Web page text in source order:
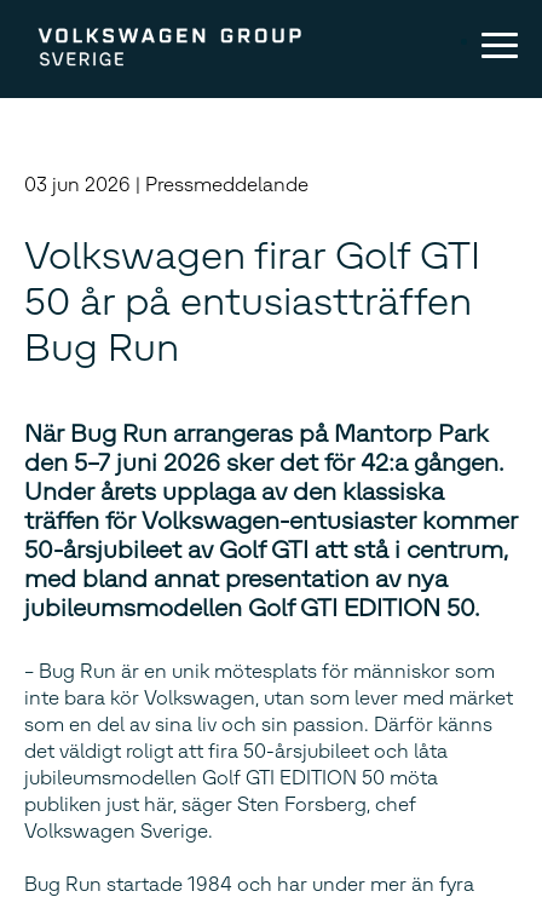
03 jun 2026 | Pressmeddelande
Volkswagen firar Golf GTI
50 år på entusiastträffen
Bug Run
När Bug Run arrangeras på Mantorp Park
den 5–7 juni 2026 sker det för 42:a gången.
Under årets upplaga av den klassiska
träffen för Volkswagen-entusiaster kommer
50-årsjubileet av Golf GTI att stå i centrum,
med bland annat presentation av nya
jubileumsmodellen Golf GTI EDITION 50.
– Bug Run är en unik mötesplats för människor som
inte bara kör Volkswagen, utan som lever med märket
som en del av sina liv och sin passion. Därför känns
det väldigt roligt att fira 50-årsjubileet och låta
jubileumsmodellen Golf GTI EDITION 50 möta
publiken just här, säger Sten Forsberg, chef
Volkswagen Sverige.
Bug Run startade 1984 och har under mer än fyra